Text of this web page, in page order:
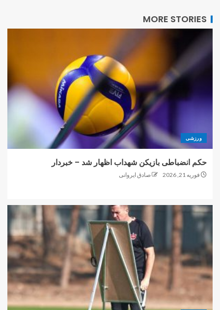
MORE STORIES
ورزشی
حکم انضباطی بازیکن شهداب اظهار شد – خبردار
فوریه 21, 2026 صادق ایروانی